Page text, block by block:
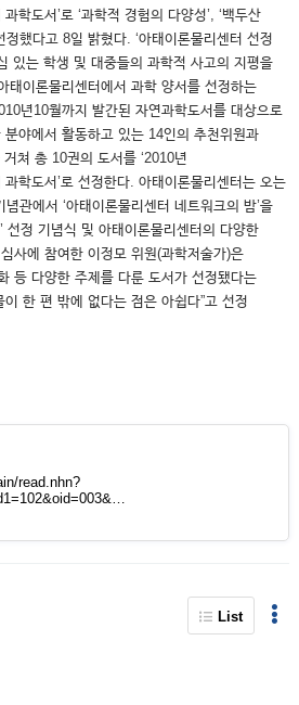
학도서’로 ‘과학적 경험의 다양성’, ‘백두산
했다고 8일 밝혔다. ‘아태이론물리센터 선정
있는 학생 및 대중들의 과학적 사고의 지평을
태이론물리센터에서 과학 양서를 선정하는
년10월까지 발간된 자연과학도서를 대상으로
야에서 활동하고 있는 14인의 추천위원과
쳐 총 10권의 도서를 ‘2010년
학도서’로 선정한다. 아태이론물리센터는 오는
관에서 ‘아태이론물리센터 네트워크의 밤’을
선정 기념식 및 아태이론물리센터의 다양한
사에 참여한 이정모 위원(과학저술가)은
등 다양한 주제를 다룬 도서가 선정됐다는
한 편 밖에 없다는 점은 아쉽다”고 선정
read.nhn?
List